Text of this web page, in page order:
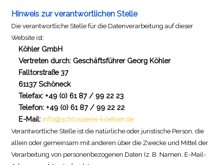
Hinweis zur verantwortlichen Stelle
Die verantwortliche Stelle für die Datenverarbeitung auf dieser
Website ist:
Köhler GmbH
Vertreten durch: Geschäftsführer Georg Köhler
Falltorstraße 37
61137 Schöneck
Telefax: +49 (0) 61 87 / 99 22 23
Telefon: +49 (0) 61 87 / 99 22 22
E-Mail: info@schlosserei-koehler.de
Verantwortliche Stelle ist die natürliche oder juristische Person, die
allein oder gemeinsam mit anderen über die Zwecke und Mittel der
Verarbeitung von personenbezogenen Daten (z. B. Namen, E-Mail-